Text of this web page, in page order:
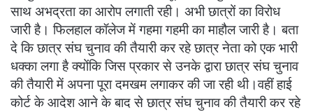
साथ अभद्रता का आरोप लगाती रही। अभी छात्रों का विरोध
जारी है। फिलहाल कॉलेज में गहमा गहमी का माहौल जारी है। बता
दे कि छात्र संघ चुनाव की तैयारी कर रहे छात्र नेता को एक भारी
धक्का लगा है क्योंकि जिस प्रकार से उनके द्वारा छात्र संघ चुनाव
की तैयारी में अपना पूरा दमखम लगाकर की जा रही थी।वहीं हाई
कोर्ट के आदेश आने के बाद से छात्र संघ चुनाव की तैयारी कर रहे